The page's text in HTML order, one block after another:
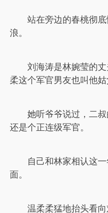
站在旁边的春桃彻
浪。
刘海涛是林婉莹的
柔这个军官男友也叫他姑
她听爷爷说过，二
还是个正连级军官。
自己和林家相认这
面。
温柔柔猛地抬头看